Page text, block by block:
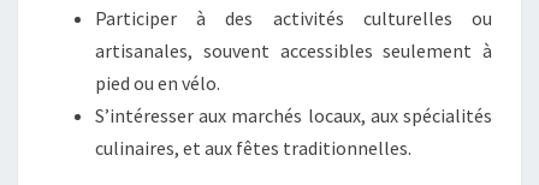
Participer à des activités culturelles ou
artisanales, souvent accessibles seulement à
pied ou en vélo.
S’intéresser aux marchés locaux, aux spécialités
culinaires, et aux fêtes traditionnelles.